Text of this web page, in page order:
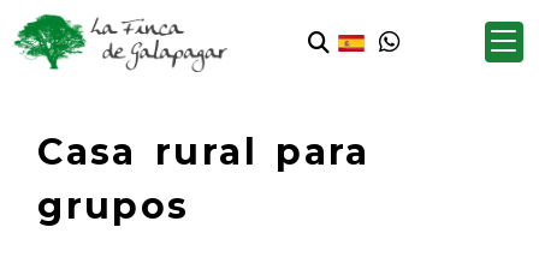
Casa rural para
grupos